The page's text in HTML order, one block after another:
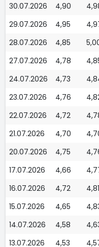
30.07.2026
4,90
29.07.2026
4,95
28.07.2026
4,85
27.07.2026
4,78
24.07.2026
4,73
23.07.2026
4,76
22.07.2026
4,72
21.07.2026
4,70
20.07.2026
4,75
17.07.2026
4,66
16.07.2026
4,72 4,81
15.07.2026
4,65
14.07.2026
4,58
13.07.2026
4,53